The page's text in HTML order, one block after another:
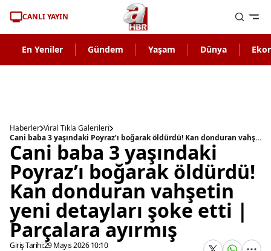
CANLI YAYIN
En Yeniler Gündem Yaşam Dünya
Haberler Viral Tıkla Galerileri
Cani baba 3 yaşındaki Poyraz’ı boğarak öldürdü! Kan donduran vahşetin yeni detayları şoke etti | Parçalara ayırmış
Cani baba 3 yaşındaki
Poyraz’ı boğarak öldürdü!
Kan donduran vahşetin
yeni detayları şoke etti |
Parçalara ayırmış
Giriş Tarihi:29 Mayıs 2026 10:10